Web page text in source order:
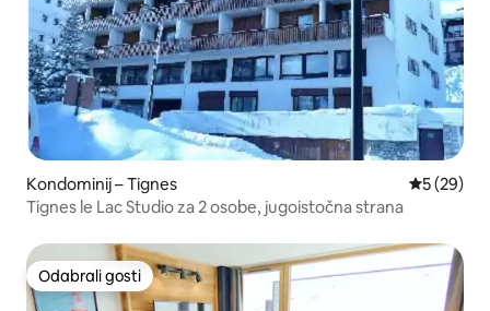
Kondominij – Tignes Prosječna
5 (29)
Tignes le Lac Studio za 2 osobe, jugoistočna strana
Odabrali gosti
Odabrali gosti